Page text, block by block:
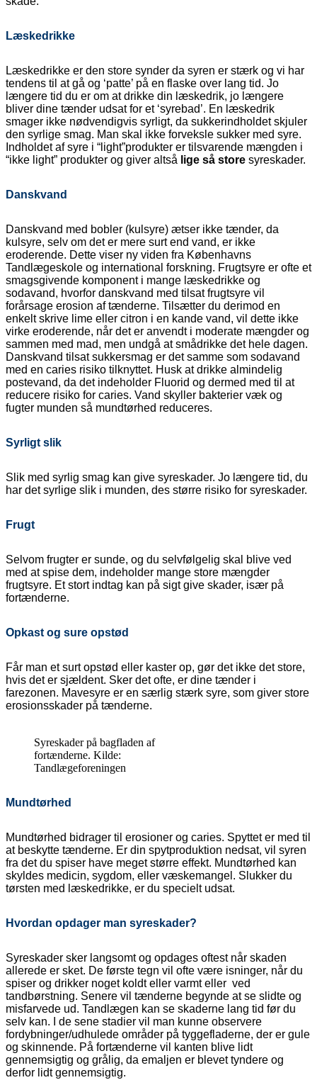
Læskedrikke
Læskedrikke er den store synder da syren er stærk og vi har
tendens til at gå og ‘patte’ på en flaske over lang tid. Jo
længere tid du er om at drikke din læskedrik, jo længere
bliver dine tænder udsat for et ‘syrebad’. En læskedrik
smager ikke nødvendigvis syrligt, da sukkerindholdet skjuler
den syrlige smag. Man skal ikke forveksle sukker med syre.
Indholdet af syre i “light”produkter er tilsvarende mængden i
“ikke light” produkter og giver altså lige så store syreskader.
Danskvand
Danskvand med bobler (kulsyre) ætser ikke tænder, da
kulsyre, selv om det er mere surt end vand, er ikke
eroderende. Dette viser ny viden fra Københavns
Tandlægeskole og international forskning. Frugtsyre er ofte et
smagsgivende komponent i mange læskedrikke og
sodavand, hvorfor danskvand med tilsat frugtsyre vil
forårsage erosion af tænderne. Tilsætter du derimod en
enkelt skrive lime eller citron i en kande vand, vil dette ikke
virke eroderende, når det er anvendt i moderate mængder og
sammen med mad, men undgå at smådrikke det hele dagen.
Danskvand tilsat sukkersmag er det samme som sodavand
med en caries risiko tilknyttet. Husk at drikke almindelig
postevand, da det indeholder Fluorid og dermed med til at
reducere risiko for caries. Vand skyller bakterier væk og
fugter munden så mundtørhed reduceres.
Syrligt slik
Slik med syrlig smag kan give syreskader. Jo længere tid, du
har det syrlige slik i munden, des større risiko for syreskader.
Frugt
Selvom frugter er sunde, og du selvfølgelig skal blive ved
med at spise dem, indeholder mange store mængder
frugtsyre. Et stort indtag kan på sigt give skader, især på
fortænderne.
Opkast og sure opstød
Får man et surt opstød eller kaster op, gør det ikke det store,
hvis det er sjældent. Sker det ofte, er dine tænder i
farezonen. Mavesyre er en særlig stærk syre, som giver store
erosionsskader på tænderne.
Syreskader på bagfladen af
fortænderne. Kilde:
Tandlægeforeningen
Mundtørhed
Mundtørhed bidrager til erosioner og caries. Spyttet er med til
at beskytte tænderne. Er din spytproduktion nedsat, vil syren
fra det du spiser have meget større effekt. Mundtørhed kan
skyldes medicin, sygdom, eller væskemangel. Slukker du
tørsten med læskedrikke, er du specielt udsat.
Hvordan opdager man syreskader?
Syreskader sker langsomt og opdages oftest når skaden
allerede er sket. De første tegn vil ofte være isninger, når du
spiser og drikker noget koldt eller varmt eller ved
tandbørstning. Senere vil tænderne begynde at se slidte og
misfarvede ud. Tandlægen kan se skaderne lang tid før du
selv kan. I de sene stadier vil man kunne observere
fordybninger/udhulede områder på tyggefladerne, der er gule
og skinnende. På fortænderne vil kanten blive lidt
gennemsigtig og grålig, da emaljen er blevet tyndere og
derfor lidt gennemsigtig.